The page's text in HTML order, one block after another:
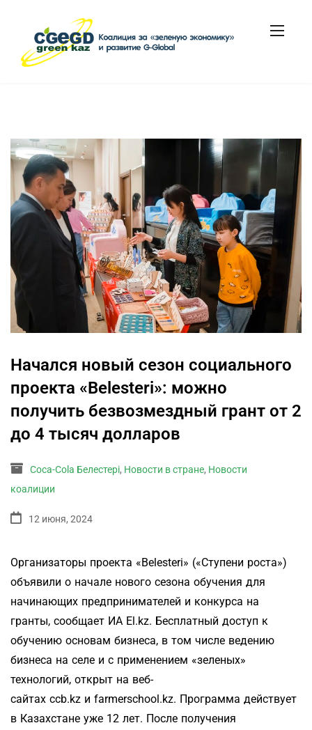
Начался новый сезон социального
проекта «Belesteri»: можно
получить безвозмездный грант от 2
до 4 тысяч долларов
Coca-Cola Белестері, Новости в стране, Новости
коалиции
12 июня, 2024
Организаторы проекта «Belesteri» («Ступени роста»)
объявили о начале нового сезона обучения для
начинающих предпринимателей и конкурса на
гранты, сообщает ИА El.kz. Бесплатный доступ к
обучению основам бизнеса, в том числе ведению
бизнеса на селе и с применением «зеленых»
технологий, открыт на веб-
сайтах ccb.kz и farmerschool.kz. Программа действует
в Казахстане уже 12 лет. После получения